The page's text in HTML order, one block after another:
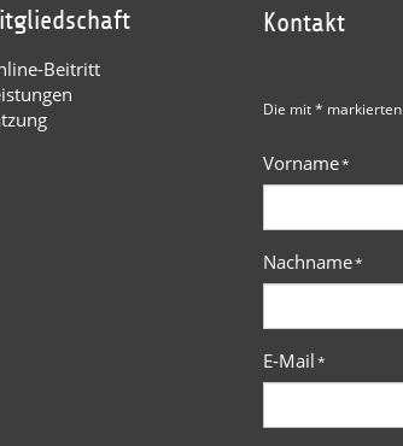
Beitritt
Kontakt
Die mit *
Vorname*
Nachname*
E-Mail*